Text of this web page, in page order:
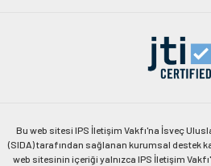
Bu web sitesi IPS İletişim Vakfı'na İsveç
(SIDA) tarafından sağlanan kurumsal destek
web sitesinin içeriği yalnızca IPS İletişim